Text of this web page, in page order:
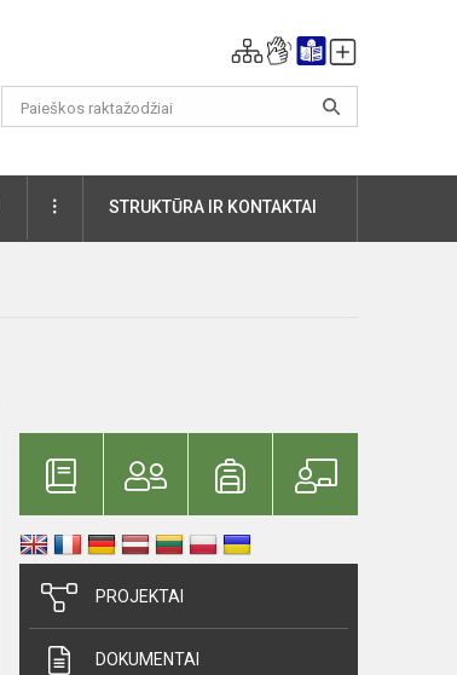
DAUGIAUSTRUKTŪRA IR KONTAKTAI
PROJEKTAI
DOKUMENTAI